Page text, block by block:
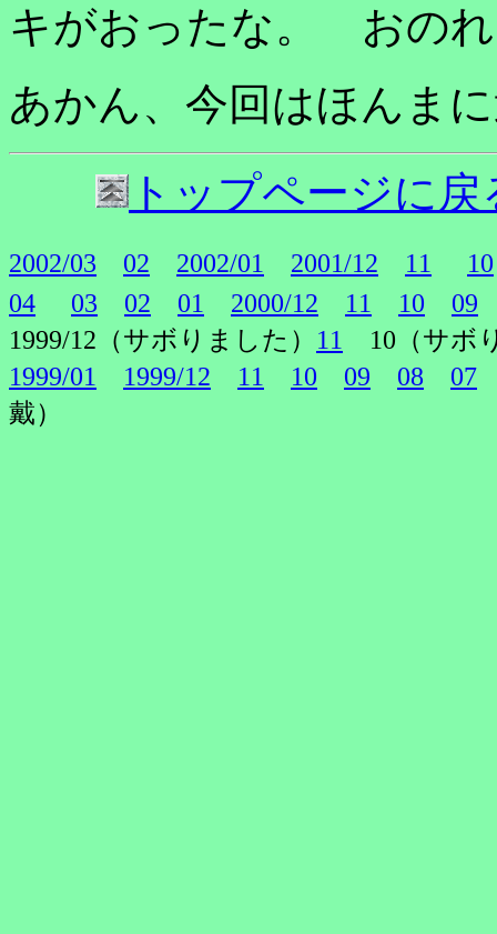
キがおったな。 おのれ
あかん、今回はほんま
トップページに戻
2002/03 02 2002/01 2001/12 11
10
04
03 02 01 2000/12 11 10
09
1999/12（サボりました） 11
10（サボ
1999/01
1999/12 11 10 09 08 07
戴）